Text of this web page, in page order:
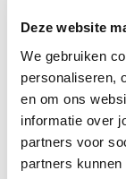
Deze website
We gebruiken
personaliseren,
en om ons
informatie over
partners voor
partners
Persoonlijk